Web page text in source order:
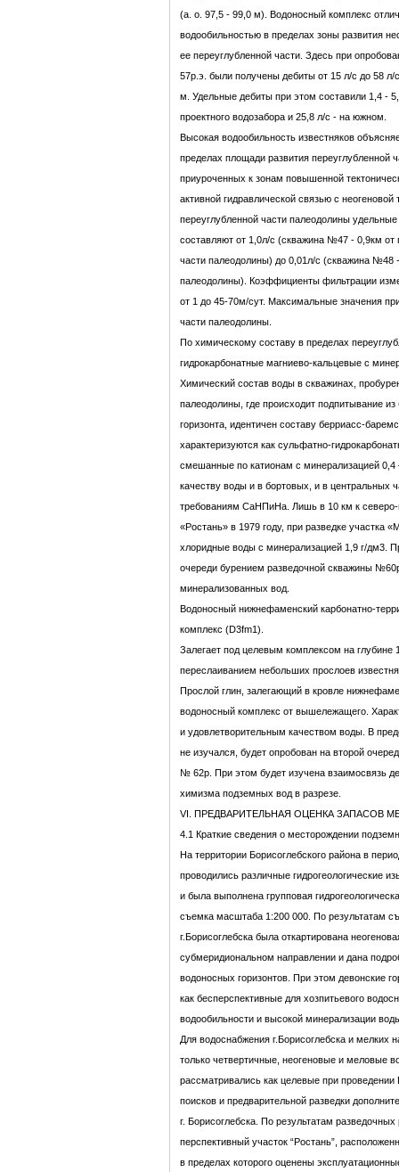
(а. о. 97,5 - 99,0 м). Водоносный комплекс
водообильностью в пределах зоны развития
ее переуглубленной части. Здесь при
57р.э. были получены дебиты от 15 л/с до 58 л/
м. Удельные дебиты при этом составили 1,4 -
проектного водозабора и 25,8 л/с - на южном.
Высокая водообильность известняков
пределах площади развития переуглубленной
приуроченных к зонам повышенной
активной гидравлической связью с
переуглубленной части палеодолины
составляют от 1,0л/с (скважина №47 - 0,9км от
части палеодолины) до 0,01л/с (скважина №48
палеодолины). Коэффициенты фильтрации
от 1 до 45-70м/сут. Максимальные значения
части палеодолины.
По химическому составу в пределах
гидрокарбонатные магниево-кальцевые с
Химический состав воды в скважинах,
палеодолины, где происходит подпитывание
горизонта, идентичен составу берриасс-
характеризуются как сульфатно-
смешанные по катионам с минерализацией
качеству воды и в бортовых, и в центральных
требованиям СаНПиНа. Лишь в 10 км к северо-
«Ростань» в 1979 году, при разведке участка
хлоридные воды с минерализацией 1,9 г/дм3.
очереди бурением разведочной скважины
минерализованных вод.
Водоносный нижнефаменский карбонатно-
комплекс (D3fm1).
Залегает под целевым комплексом на глубине
переслаиванием небольших прослоев
Прослой глин, залегающий в кровле
водоносный комплекс от вышележащего.
и удовлетворительным качеством воды. В
не изучался, будет опробован на второй
№ 62р. При этом будет изучена взаимосвязь
химизма подземных вод в разрезе.
VI. ПРЕДВАРИТЕЛЬНАЯ ОЦЕНКА ЗАПАСОВ
4.1 Краткие сведения о месторождении
На территории Борисоглебского района в
проводились различные гидрогеологические
и была выполнена групповая
съемка масштаба 1:200 000. По результатам
г.Борисоглебска была откартирована
субмеридиональном направлении и дана
водоносных горизонтов. При этом девонские
как бесперспективные для хозпитьевого
водообильности и высокой минерализации
Для водоснабжения г.Борисоглебска и мелких
только четвертичные, неогеновые и меловые
рассматривались как целевые при проведении
поисков и предварительной разведки
г. Борисоглебска. По результатам
перспективный участок “Ростань”,
в пределах которого оценены